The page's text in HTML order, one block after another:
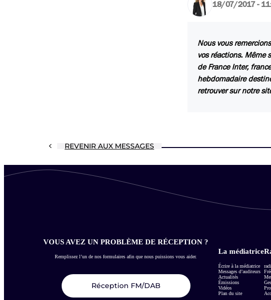
18/07/2017 -
Nous vous
vos réactions. Même
de France Inter,
hebdomadaire
retrouver sur notre
REVENIR AUX MESSAGES
VOUS AVEZ UN PROBLÈME DE RÉCEPTION ?
Remplissez l’un de nos formulaires afin que nous puissions vous aider.
Réception FM/DAB
La médiatrice
Écrire à la médiatrice
Messages d’auditeurs
Actualités
Émissions
Vidéos
Plan du site